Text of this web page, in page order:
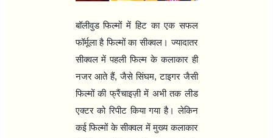
बॉलीवुड फिल्मों में हिट का एक सफल
फॉर्मूला है फिल्मों का सीक्वल। ज्यादातर
सीक्वल में पहली फिल्म के कलाकार ही
नजर आते हैं,जैसे सिंघम,टाइगर जैसी
फिल्मों की फ्रैंचाइज़ी में अभी तक लीड
एक्टर को रिपीट किया गया है। लेकिन
कई फिल्मों के सीक्वल में मुख्य कलाकार